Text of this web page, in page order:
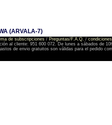
(ARVALA-7)
de subscripciones / Preguntas/F.A.Q. /
al cliente: 951 600 072. De lunes a sábados de
de envio gratuitos son válidas para el pedido